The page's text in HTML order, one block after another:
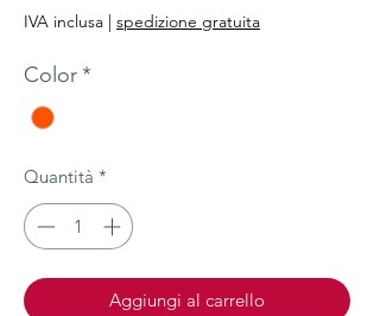
IVA inclusa | spedizione gratuita
Color*
Quantità *
Aggiungi al carrello